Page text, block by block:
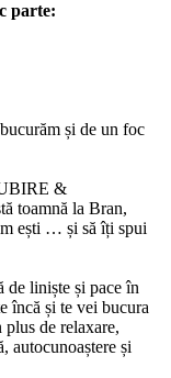
parte:
și de un foc
&
toamnă la Bran,
ești … și să îți spui
liniște și pace în
încă și te vei bucura
de relaxare,
autocunoaștere și